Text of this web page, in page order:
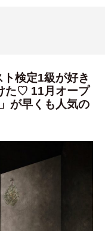
ト検定1級が好き
た♡ 11月オープ
が早くも人気の